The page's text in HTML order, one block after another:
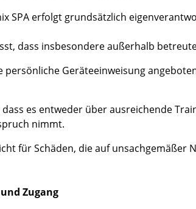
SPA erfolgt grundsätzlich
dass insbesondere außerhalb
persönliche Geräteeinweisung
es entweder über ausreichende
nimmt.
für Schäden, die auf unsachgemäßer
Zugang